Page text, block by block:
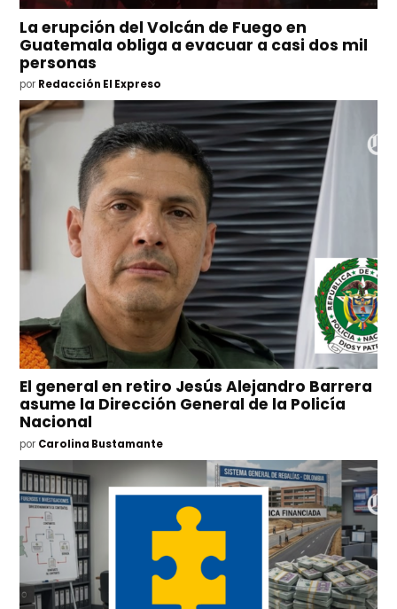
La erupción del Volcán de Fuego en
Guatemala obliga a evacuar a casi dos mil
personas
por Redacción El Expreso
El general en retiro Jesús Alejandro Barrera
asume la Dirección General de la Policía
Nacional
por Carolina Bustamante